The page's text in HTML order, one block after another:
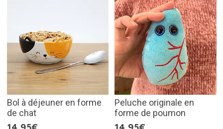
Bol à déjeuner en forme
de chat
Peluche originale en
forme de poumon